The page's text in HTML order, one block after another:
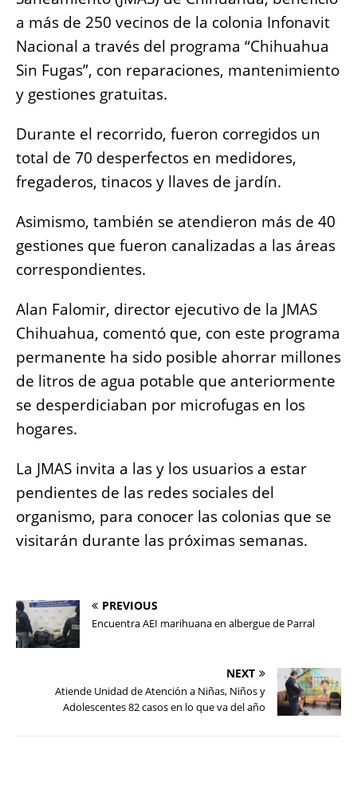
o
o
k
p
p
g
er
n
k
a más de 250 vecinos de la colonia Infonavit
Nacional a través del programa “Chihuahua
Sin Fugas”, con reparaciones, mantenimiento
y gestiones gratuitas.
Durante el recorrido, fueron corregidos un
total de 70 desperfectos en medidores,
fregaderos, tinacos y llaves de jardín.
Asimismo, también se atendieron más de 40
gestiones que fueron canalizadas a las áreas
correspondientes.
Alan Falomir, director ejecutivo de la JMAS
Chihuahua, comentó que, con este programa
permanente ha sido posible ahorrar millones
de litros de agua potable que anteriormente
se desperdiciaban por microfugas en los
hogares.
La JMAS invita a las y los usuarios a estar
pendientes de las redes sociales del
organismo, para conocer las colonias que se
visitarán durante las próximas semanas.
PREVIOUS
Encuentra AEI marihuana en albergue de Parral
NEXT
Atiende Unidad de Atención a Niñas, Niños y
Adolescentes 82 casos en lo que va del año